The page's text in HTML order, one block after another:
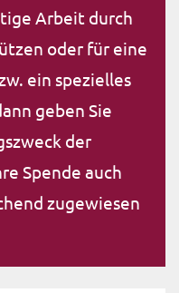
Arbeit durch
oder für eine
ein spezielles
geben Sie
der
Spende auch
zugewiesen